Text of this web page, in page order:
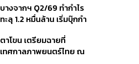
เนื่อง ประเมินปล่อยตัว
บางจากฯ Q2/69 ทำกำไร
ทะลุ 1.2 หมื่นล้าน เริ่มบุ๊กกำ
แรก หนุนรายได้ครึ่งปีทะลุ
3.2 แสนล้าน
ตาโขน เตรียมฉายที่
เทศกาลภาพยนตร์ไทย ณ